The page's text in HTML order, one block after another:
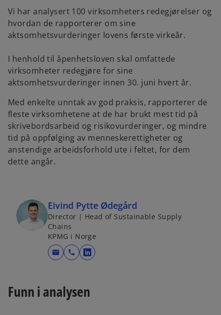
Vi har analysert 100 virksomheters redegjørelser og
hvordan de rapporterer om sine
aktsomhetsvurderinger lovens første virkeår.
I henhold til åpenhetsloven skal omfattede
virksomheter redegjøre for sine
aktsomhetsvurderinger innen 30. juni hvert år.
Med enkelte unntak av god praksis, rapporterer de
fleste virksomhetene at de har brukt mest tid på
skrivebordsarbeid og risikovurderinger, og mindre
tid på oppfølging av menneskerettigheter og
anstendige arbeidsforhold ute i feltet, for dem
dette angår.
Eivind Pytte Ødegård
Director | Head of Sustainable Supply
Chains
KPMG i Norge
mail call
o
n
Funn i analysen